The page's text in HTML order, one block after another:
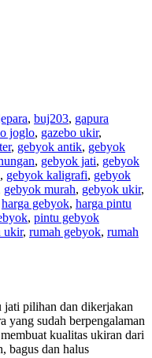
, buj203, gapura
joglo, gazebo ukir,
, gebyok antik, gebyok
, gebyok jati, gebyok
, gebyok kaligrafi, gebyok
gebyok murah, gebyok ukir,
harga gebyok, harga pintu
, pintu gebyok
ukir, rumah gebyok, rumah
pilihan dan dikerjakan
yang sudah berpengalaman
kualitas ukiran dari
bagus dan halus